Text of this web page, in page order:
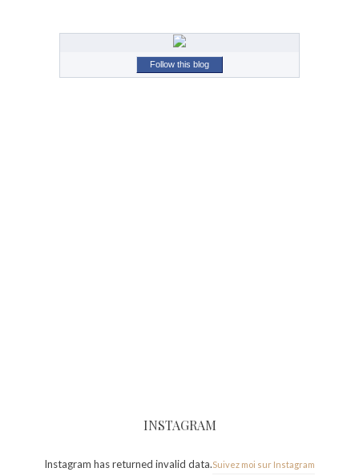
Follow this blog
INSTAGRAM
Instagram has returned invalid data.Suivez moi sur Instagram